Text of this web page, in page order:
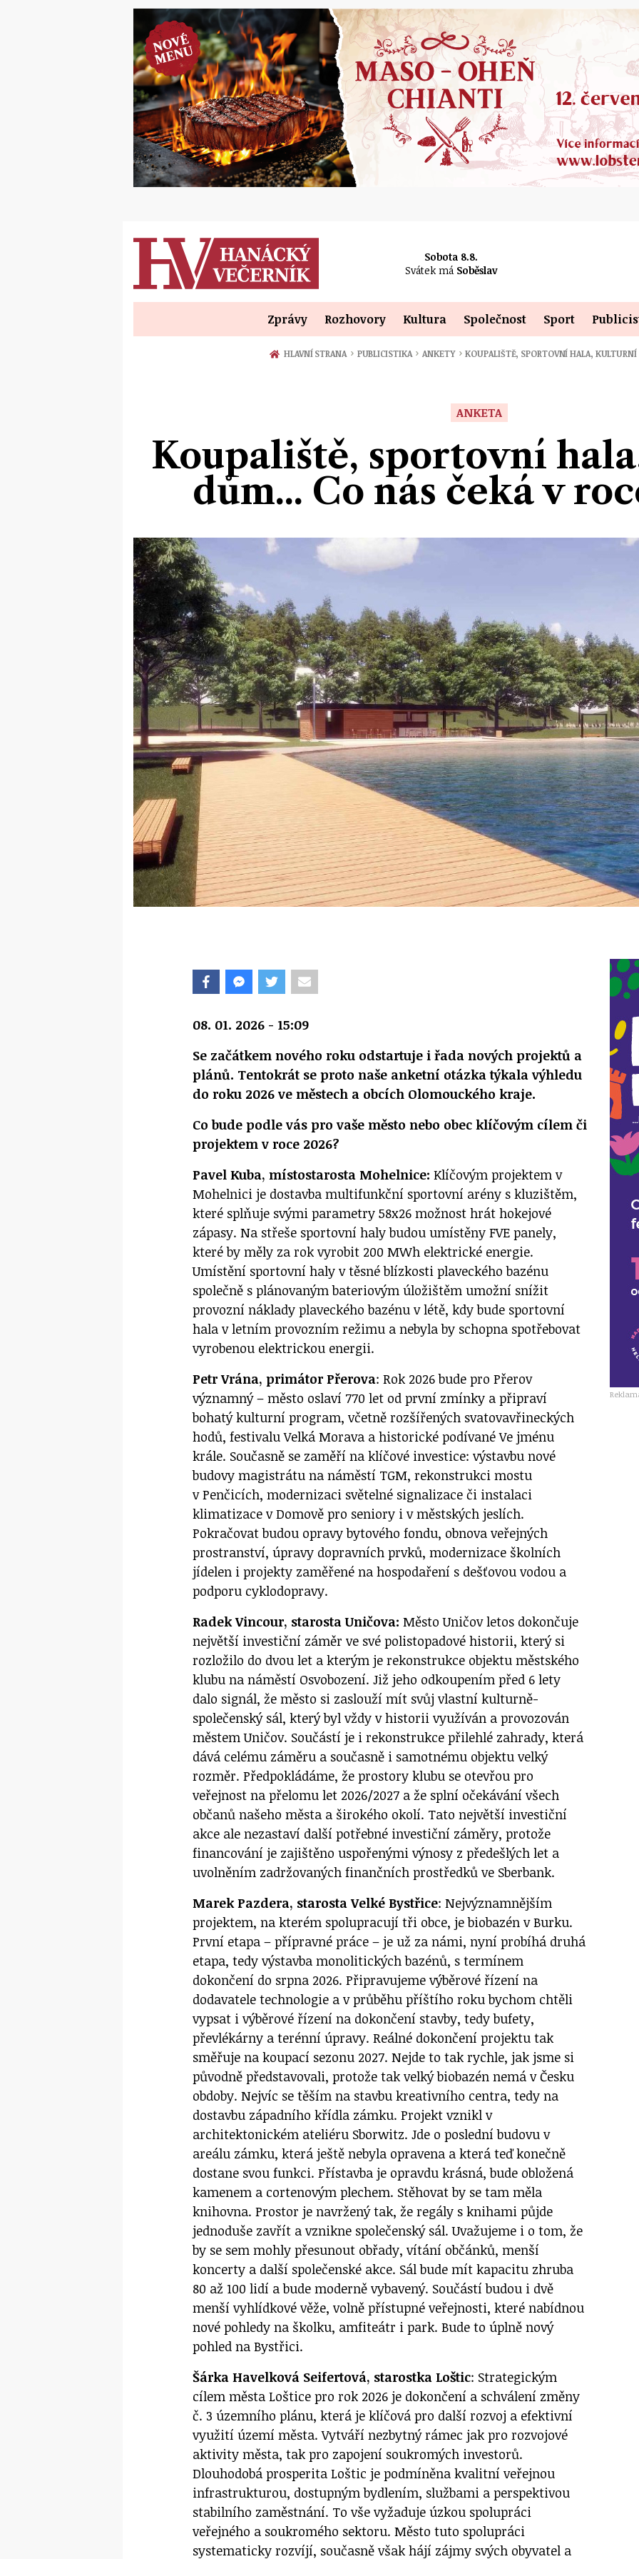
Sobota 8.8.
Svátek má Soběslav
Zprávy Rozhovory Kultura Společnost Sport
HLAVNÍ STRANA › PUBLICISTIKA › ANKETY › KOUPALIŠTĚ, SPORTOVNÍ HALA,
ANKETA
Koupaliště, sportovní
dům... Co nás čeká v
08. 01. 2026 - 15:09
Se začátkem nového roku odstartuje i řada nových projektů a
plánů. Tentokrát se proto naše anketní otázka týkala výhledu
do roku 2026 ve městech a obcích Olomouckého kraje.
Co bude podle vás pro vaše město nebo obec klíčovým cílem či
projektem v roce 2026?
Pavel Kuba, místostarosta Mohelnice:Klíčovým projektem v
Mohelnici je dostavba multifunkční sportovní arény s kluzištěm,
které splňuje svými parametry 58x26 možnost hrát hokejové
zápasy. Na střeše sportovní haly budou umístěny FVE panely,
které by měly za rok vyrobit 200 MWh elektrické energie.
Umístění sportovní haly v těsné blízkosti plaveckého bazénu
společně s plánovaným bateriovým úložištěm umožní snížit
provozní náklady plaveckého bazénu v létě, kdy bude sportovní
hala v letním provozním režimu a nebyla by schopna spotřebovat
vyrobenou elektrickou energii.
Petr Vrána, primátor Přerova: Rok 2026 bude pro Přerov
významný – město oslaví 770 let od první zmínky a připraví
bohatý kulturní program, včetně rozšířených svatovavřineckých
hodů, festivalu Velká Morava a historické podívané Ve jménu
krále. Současně se zaměří na klíčové investice: výstavbu nové
budovy magistrátu na náměstí TGM, rekonstrukci mostu
v Penčicích, modernizaci světelné signalizace či instalaci
klimatizace v Domově pro seniory i v městských jeslích.
Pokračovat budou opravy bytového fondu, obnova veřejných
prostranství, úpravy dopravních prvků, modernizace školních
jídelen i projekty zaměřené na hospodaření s dešťovou vodou a
podporu cyklodopravy.
Radek Vincour, starosta Uničova:Město Uničov letos dokončuje
největší investiční záměr ve své polistopadové historii, který si
rozložilo do dvou let a kterým je rekonstrukce objektu městského
klubu na náměstí Osvobození. Již jeho odkoupením před 6 lety
dalo signál, že město si zaslouží mít svůj vlastní kulturně-
společenský sál, který byl vždy v historii využíván a provozován
městem Uničov. Součástí je i rekonstrukce přilehlé zahrady, která
dává celému záměru a současně i samotnému objektu velký
rozměr. Předpokládáme, že prostory klubu se otevřou pro
veřejnost na přelomu let 2026/2027 a že splní očekávání všech
občanů našeho města a širokého okolí. Tato největší investiční
akce ale nezastaví další potřebné investiční záměry, protože
financování je zajištěno uspořenými výnosy z předešlých let a
uvolněním zadržovaných finančních prostředků ve Sberbank.
Marek Pazdera, starosta Velké Bystřice: Nejvýznamnějším
projektem, na kterém spolupracují tři obce, je biobazén v Burku.
První etapa – přípravné práce – je už za námi, nyní probíhá druhá
etapa, tedy výstavba monolitických bazénů, s termínem
dokončení do srpna 2026. Připravujeme výběrové řízení na
dodavatele technologie a v průběhu příštího roku bychom chtěli
vypsat i výběrové řízení na dokončení stavby, tedy bufety,
převlékárny a terénní úpravy. Reálné dokončení projektu tak
směřuje na koupací sezonu 2027. Nejde to tak rychle, jak jsme si
původně představovali, protože tak velký biobazén nemá v Česku
obdoby. Nejvíc se těším na stavbu kreativního centra, tedy na
dostavbu západního křídla zámku. Projekt vznikl v
architektonickém ateliéru Sborwitz. Jde o poslední budovu v
areálu zámku, která ještě nebyla opravena a která teď konečně
dostane svou funkci. Přístavba je opravdu krásná, bude obložená
kamenem a cortenovým plechem. Stěhovat by se tam měla
knihovna. Prostor je navržený tak, že regály s knihami půjde
jednoduše zavřít a vznikne společenský sál. Uvažujeme i o tom, že
by se sem mohly přesunout obřady, vítání občánků, menší
koncerty a další společenské akce. Sál bude mít kapacitu zhruba
80 až 100 lidí a bude moderně vybavený. Součástí budou i dvě
menší vyhlídkové věže, volně přístupné veřejnosti, které nabídnou
nové pohledy na školku, amfiteátr i park. Bude to úplně nový
pohled na Bystřici.
Šárka Havelková Seifertová, starostka Loštic: Strategickým
cílem města Loštice pro rok 2026 je dokončení a schválení změny
č. 3 územního plánu, která je klíčová pro další rozvoj a efektivní
využití území města. Vytváří nezbytný rámec jak pro rozvojové
aktivity města, tak pro zapojení soukromých investorů.
Dlouhodobá prosperita Loštic je podmíněna kvalitní veřejnou
infrastrukturou, dostupným bydlením, službami a perspektivou
stabilního zaměstnání. To vše vyžaduje úzkou spolupráci
veřejného a soukromého sektoru. Město tuto spolupráci
systematicky rozvíjí, současně však hájí zájmy svých obyvatel a